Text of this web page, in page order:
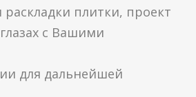
плитки, проект
с Вашими
для дальнейшей